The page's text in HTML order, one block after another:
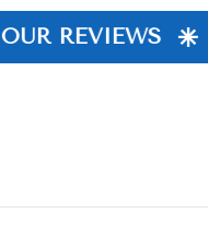
OUR REVIEWS